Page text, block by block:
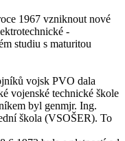
1967 vzniknout nové
-
studiu s maturitou
vojsk PVO dala
vojenské technické škole
byl genmjr. Ing.
škola (VSOŠER). To